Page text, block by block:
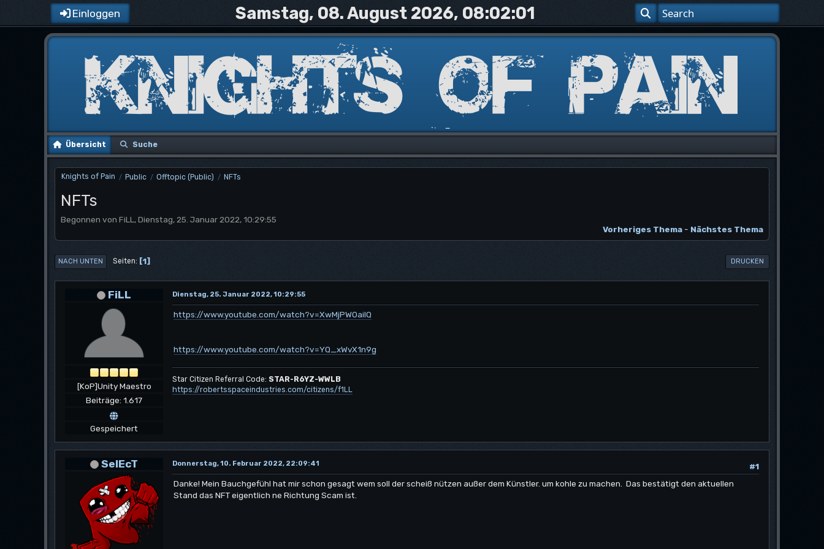
Einloggen Samstag, 08. August 2026, 08:02:01
Übersicht Suche
Knights of Pain / Public / Offtopic (Public) / NFTs
NFTs
Begonnen von FiLL, Dienstag, 25. Januar 2022, 10:29:55
Vorheriges Thema - Nächstes Thema
DRUCKEN
NACH UNTEN Seiten 1
FiLL
[KoP]Unity Maestro
Beiträge: 1.617
Gespeichert
Dienstag, 25. Januar 2022, 10:29:55
https://www.youtube.com/watch?v=XwMjPWOailQ
https://www.youtube.com/watch?v=YQ_xWvX1n9g
Star Citizen Referral Code: STAR-R6YZ-WWLB
https://robertsspaceindustries.com/citizens/f1LL
SelEcT #1
Donnerstag, 10. Februar 2022, 22:09:41
Danke! Mein Bauchgefühl hat mir schon gesagt wem soll der scheiß nützen außer dem Künstler. um kohle zu machen. Das bestätigt den aktuellen
Stand das NFT eigentlich ne Richtung Scam ist.